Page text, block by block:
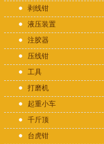
剥线钳
液压装置
注胶器
压线钳
工具
打磨机
起重小车
千斤顶
台虎钳